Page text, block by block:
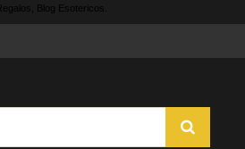
Blog Esotericos.